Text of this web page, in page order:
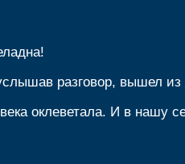
разговор, вышел из
оклеветала. И в